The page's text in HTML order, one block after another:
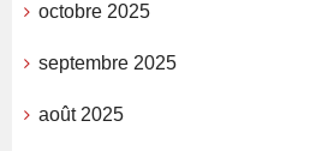
octobre 2025
septembre 2025
août 2025